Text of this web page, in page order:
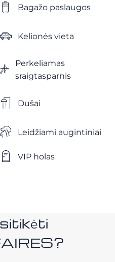
Bagažo paslaugos
Kelionės vieta
Perkeliamas
sraigtasparnis
Dušai
Leidžiami augintiniai
VIP holas